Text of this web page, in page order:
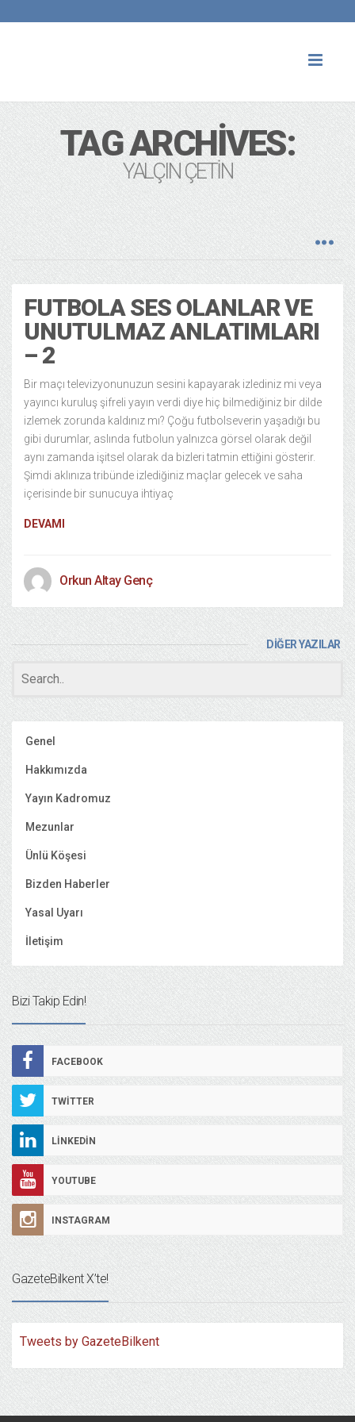
TAG ARCHIVES:
YALÇIN ÇETIN
FUTBOLA SES OLANLAR VE
UNUTULMAZ ANLATIMLARI
– 2
Bir maçı televizyonunuzun sesini kapayarak izlediniz mi veya
yayıncı kuruluş şifreli yayın verdi diye hiç bilmediğiniz bir dilde
izlemek zorunda kaldınız mı? Çoğu futbolseverin yaşadığı bu
gibi durumlar, aslında futbolun yalnızca görsel olarak değil
aynı zamanda işitsel olarak da bizleri tatmin ettiğini gösterir.
Şimdi aklınıza tribünde izlediğiniz maçlar gelecek ve saha
içerisinde bir sunucuya ihtiyaç
DEVAMI
Orkun Altay Genç
DİĞER YAZILAR
Genel
Hakkımızda
Yayın Kadromuz
Mezunlar
Ünlü Köşesi
Bizden Haberler
Yasal Uyarı
İletişim
Bizi Takip Edin!
FACEBOOK
TWITTER
LINKEDIN
YOUTUBE
INSTAGRAM
GazeteBilkent X’te!
Tweets by GazeteBilkent